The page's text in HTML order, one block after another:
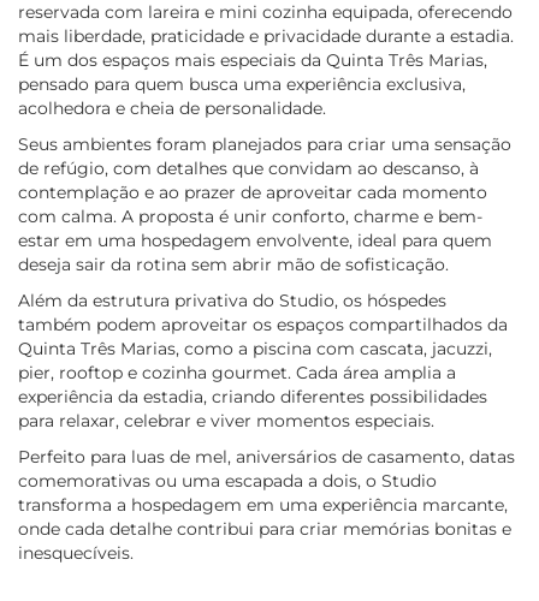
reservada com lareira e mini cozinha equipada, oferecendo
mais liberdade, praticidade e privacidade durante a estadia.
É um dos espaços mais especiais da Quinta Três Marias,
pensado para quem busca uma experiência exclusiva,
acolhedora e cheia de personalidade.
Seus ambientes foram planejados para criar uma sensação
de refúgio, com detalhes que convidam ao descanso, à
contemplação e ao prazer de aproveitar cada momento
com calma. A proposta é unir conforto, charme e bem-
estar em uma hospedagem envolvente, ideal para quem
deseja sair da rotina sem abrir mão de sofisticação.
Além da estrutura privativa do Studio, os hóspedes
também podem aproveitar os espaços compartilhados da
Quinta Três Marias, como a piscina com cascata, jacuzzi,
pier, rooftop e cozinha gourmet. Cada área amplia a
experiência da estadia, criando diferentes possibilidades
para relaxar, celebrar e viver momentos especiais.
Perfeito para luas de mel, aniversários de casamento, datas
comemorativas ou uma escapada a dois, o Studio
transforma a hospedagem em uma experiência marcante,
onde cada detalhe contribui para criar memórias bonitas e
inesquecíveis.